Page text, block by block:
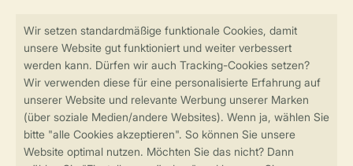
Sicher und schnell zur Online-Buchung
Sichere Datenübertragung
Sicheres Bezahlen